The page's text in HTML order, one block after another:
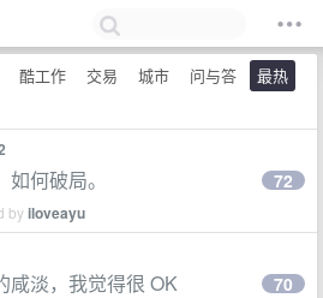
酷工作 交易 城市 问与答
最热
何破局。
byiloveayu
72
咸淡，我觉得很 OK 70